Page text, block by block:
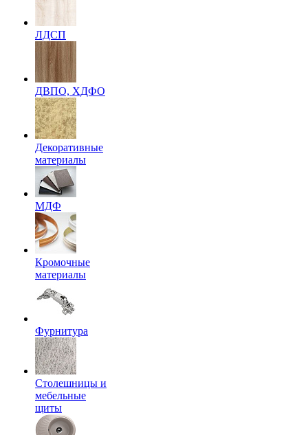
ЛДСП
ДВПО, ХДФО
Декоративные
материалы
МДФ
Кромочные
материалы
Фурнитура
Столешницы и
мебельные
щиты